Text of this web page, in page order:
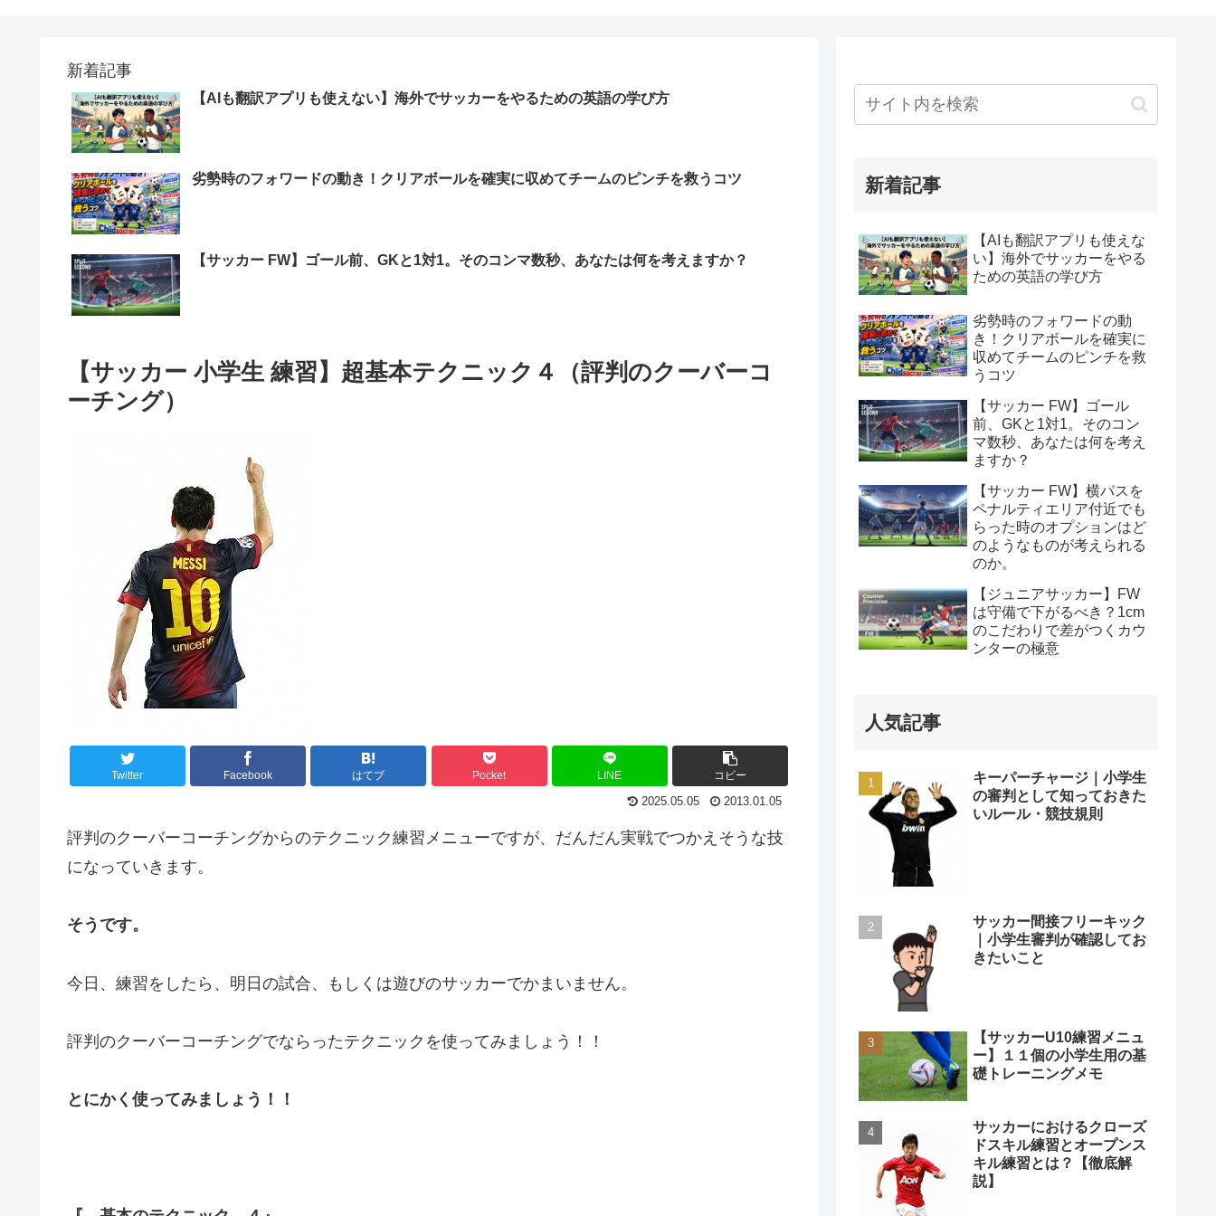
新着記事
【AIも翻訳アプリも使えない】海外でサッカーをやるための英語の学び方
劣勢時のフォワードの動き！クリアボールを確実に収めてチームのピンチを救うコツ
【サッカー FW】ゴール前、GKと1対1。そのコンマ数秒、あなたは何を考えますか？
【サッカー 小学生 練習】超基本テクニック４（評判のクーバーコ
ーチング）
Twitter Facebook はてブ Pocket LINE コピー
2025.05.05 2013.01.05
評判のクーバーコーチングからのテクニック練習メニューですが、だんだん実戦でつかえそうな技
になっていきます。
そうです。
今日、練習をしたら、明日の試合、もしくは遊びのサッカーでかまいません。
評判のクーバーコーチングでならったテクニックを使ってみましょう！！
とにかく使ってみましょう！！
新着記事
【AIも翻訳アプリも使えな
い】海外でサッカーをやる
ための英語の学び方
劣勢時のフォワードの動
き！クリアボールを確実に
収めてチームのピンチを救
うコツ
【サッカー FW】ゴール
前、GKと1対1。そのコン
マ数秒、あなたは何を考え
ますか？
【サッカー FW】横パスを
ペナルティエリア付近でも
らった時のオプションはど
のようなものが考えられる
のか。
【ジュニアサッカー】FW
は守備で下がるべき？1cm
のこだわりで差がつくカウ
ンターの極意
人気記事
キーパーチャージ｜小学生
の審判として知っておきた
いルール・競技規則
サッカー間接フリーキック
｜小学生審判が確認してお
きたいこと
【サッカーU10練習メニュ
ー】１１個の小学生用の基
礎トレーニングメモ
サッカーにおけるクローズ
ドスキル練習とオープンス
キル練習とは？【徹底解
説】